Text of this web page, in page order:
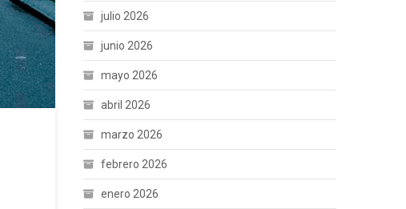
julio 2026
junio 2026
mayo 2026
abril 2026
marzo 2026
febrero 2026
enero 2026